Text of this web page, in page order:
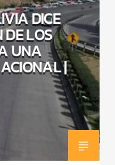
DICE
LOS
UNA
|